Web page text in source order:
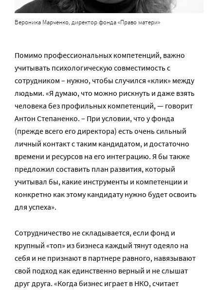
Вероника Марченко, директор фонда «Право матери»
Помимо профессиональных компетенций, важно
учитывать психологическую совместимость с
сотрудником – нужно, чтобы случился «клик» между
людьми. «Я думаю, что можно рискнуть и даже взять
человека без профильных компетенций, — говорит
Антон Степаненко. – При условии, что у фонда
(прежде всего его директора) есть очень сильный
личный контакт с таким кандидатом, и достаточно
времени и ресурсов на его интеграцию. Я бы также
предложил составить план развития, который
учитывал бы, какие инструменты и компетенции и
конкретно как этому кандидату нужно будет освоить
для успеха».
Сотрудничество не складывается, если фонд и
крупный «топ» из бизнеса каждый тянут одеяло на
себя и не признают в партнере равного, навязывают
свой подход как единственно верный и не слышат
друг друга. «Когда бизнес играет в НКО, считает